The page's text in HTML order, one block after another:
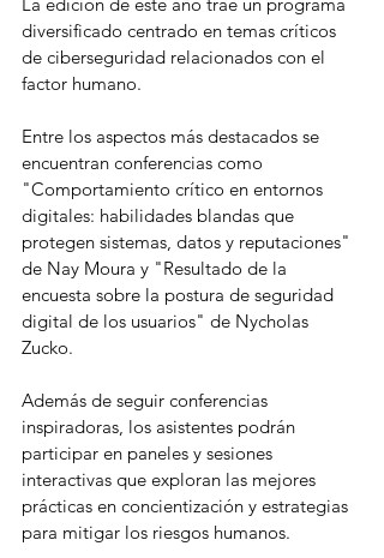
diversificado centrado en temas críticos
de ciberseguridad relacionados con el
factor humano.
Entre los aspectos más destacados se
encuentran conferencias como
"Comportamiento crítico en entornos
digitales: habilidades blandas que
protegen sistemas, datos y reputaciones"
de Nay Moura y "Resultado de la
encuesta sobre la postura de seguridad
digital de los usuarios" de Nycholas
Zucko.
Además de seguir conferencias
inspiradoras, los asistentes podrán
participar en paneles y sesiones
interactivas que exploran las mejores
prácticas en concientización y estrategias
para mitigar los riesgos humanos.